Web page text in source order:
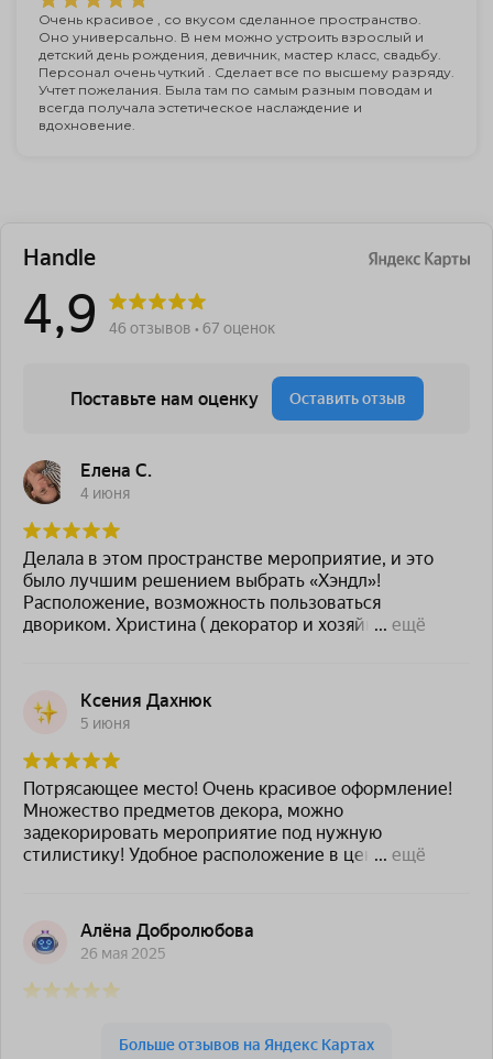
Очень красивое , со вкусом сделанное пространство.
Оно универсально. В нем можно устроить взрослый и
детский день рождения, девичник, мастер класс, свадьбу.
Персонал очень чуткий . Сделает все по высшему разряду.
Учтет пожелания. Была там по самым разным поводам и
всегда получала эстетическое наслаждение и
вдохновение.